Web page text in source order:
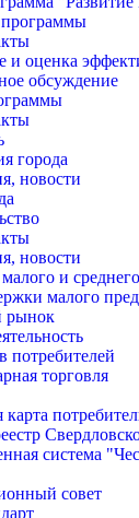
и оценка
обсуждение
города
новости
новости
и
малого
рынок
потребителей
торговля
система
совет